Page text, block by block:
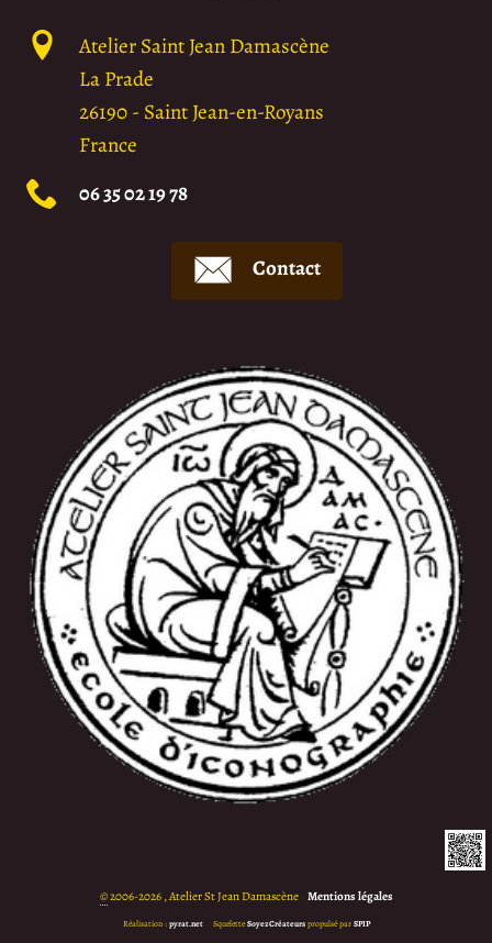
Atelier Saint Jean Damascène
La Prade
26190- Saint Jean-en-Royans
France
06 35 02 19 78
Contact
©2006-2026 , Atelier St Jean Damascène • Mentions légales
Réalisation :pyrat.net • SqueletteSoyezCréateurspropulsé parSPIP